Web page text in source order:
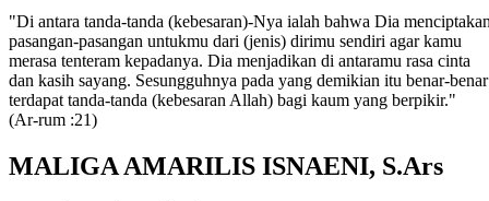
"Di antara tanda-tanda (kebesaran)-Nya ialah bahwa Dia
pasangan-pasangan untukmu dari (jenis) dirimu sendiri agar kamu
merasa tenteram kepadanya. Dia menjadikan di antaramu rasa cinta
dan kasih sayang. Sesungguhnya pada yang demikian itu benar-benar
terdapat tanda-tanda (kebesaran Allah) bagi kaum yang berpikir."
(Ar-rum :21)
MALIGA AMARILIS ISNAENI, S.Ars